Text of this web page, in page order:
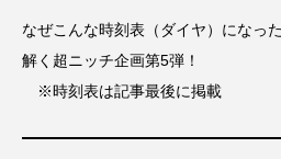
なぜこんな時刻表（ダイヤ）になっ
解く超ニッチ企画第5弾！
※時刻表は記事最後に掲載